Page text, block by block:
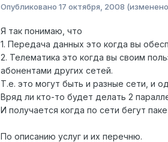
Опубликовано 17 октября, 2008
Я так понимаю, что
1. Передача данных это когда вы
2. Телематика это когда вы своим
абонентами других сетей.
Т.е. это могут быть и разные сети, и
Вряд ли кто-то будет делать 2
И получается когда по сети бегут
По описанию услуг и их перечню.